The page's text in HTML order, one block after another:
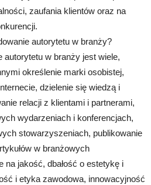
zaufania klientów oraz na
autorytetu w branży?
autorytetu w branży jest wiele,
określenie marki osobistej,
dzielenie się wiedzą i
relacji z klientami i partnerami,
wydarzeniach i konferencjach,
stowarzyszeniach, publikowanie
w branżowych
na jakość, dbałość o estetykę i
i etyka zawodowa, innowacyjność